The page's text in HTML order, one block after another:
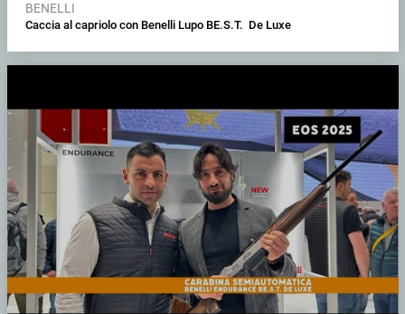
BENELLI
Caccia al capriolo con Benelli Lupo BE.S.T. De Luxe